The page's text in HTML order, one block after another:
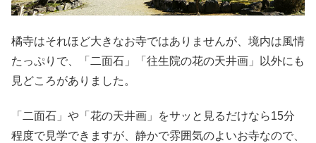
橘寺はそれほど大きなお寺ではありませんが、境内は風情
たっぷりで、「二面石」「往生院の花の天井画」以外にも
見どころがありました。
「二面石」や「花の天井画」をサッと見るだけなら15分
程度で見学できますが、静かで雰囲気のよいお寺なので、